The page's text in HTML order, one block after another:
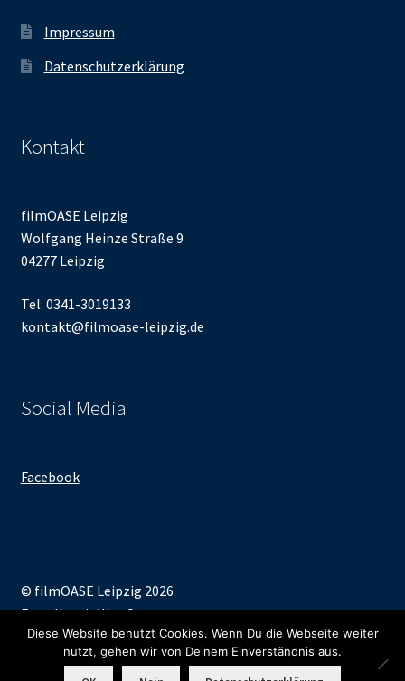
Impressum
Datenschutzerklärung
Kontakt
filmOASE Leipzig
Wolfgang Heinze Straße 9
04277 Leipzig
Tel: 0341-3019133
kontakt@filmoase-leipzig.de
Social Media
Facebook
© filmOASE Leipzig 2026
Erstellt mit WooCommerce.
Diese Website benutzt Cookies. Wenn Du die Webseite weiter
nutzt, gehen wir von Deinem Einverständnis aus.